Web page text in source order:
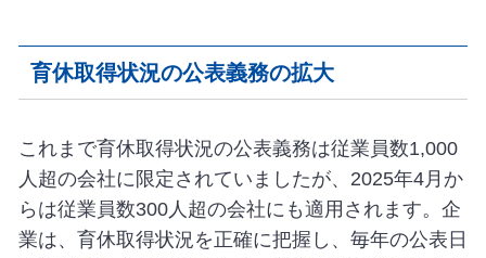
育休取得状況の公表義務の拡大
これまで育休取得状況の公表義務は従業員数1,000
人超の会社に限定されていましたが、2025年4月か
らは従業員数300人超の会社にも適用されます。企
業は、育休取得状況を正確に把握し、毎年の公表日